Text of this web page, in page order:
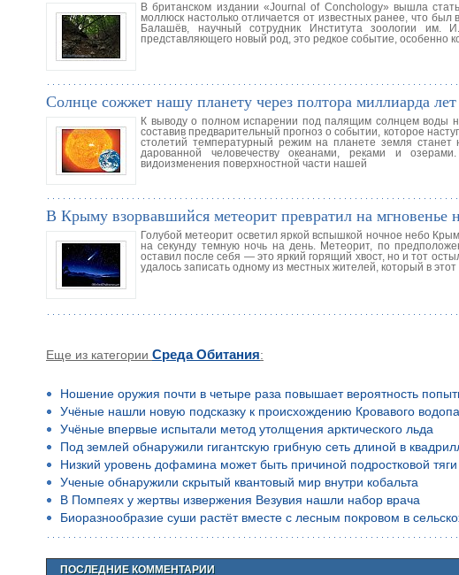
В британском издании «Journal of Conchology» вышла
моллюск настолько отличается от известных ранее, что
Балашёв, научный сотрудник Института зоологии
представляющего новый род, это редкое событие, особенно
Солнце сожжет нашу планету через полтора миллиарда лет
К выводу о полном испарении под палящим солнцем воды
составив предварительный прогноз о событии, которое
столетий температурный режим на планете земля станет
дарованной человечеству океанами, реками и
видоизменения поверхностной части нашей
В Крыму взорвавшийся метеорит превратил на мгновенье
Голубой метеорит осветил яркой вспышкой ночное небо
на секунду темную ночь на день. Метеорит, по
оставил после себя — это яркий горящий хвост, но и тот
удалось записать одному из местных жителей, который в
Еще из категории Среда Обитания:
Ношение оружия почти в четыре раза повышает вероятность
Учёные нашли новую подсказку к происхождению Кровавого
Учёные впервые испытали метод утолщения арктического льда
Под землей обнаружили гигантскую грибную сеть длиной в
Низкий уровень дофамина может быть причиной подростковой тяги
Ученые обнаружили скрытый квантовый мир внутри кобальта
В Помпеях у жертвы извержения Везувия нашли набор врача
Биоразнообразие суши растёт вместе с лесным покровом в
ПОСЛЕДНИЕ КОММЕНТАРИИ